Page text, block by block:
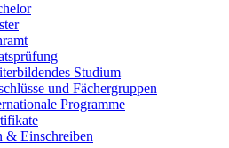
Studium
und Fächergruppen
Programme
& Einschreiben